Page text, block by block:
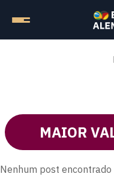
MAIOR
Nenhum post